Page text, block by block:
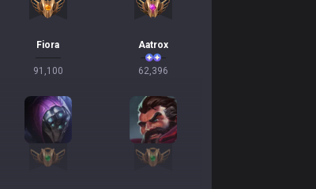
Fiora
91,100
Aatrox
62,396